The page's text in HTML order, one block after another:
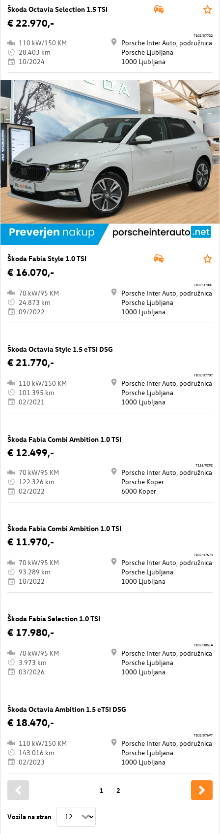
Škoda Octavia Selection 1.5 TSI
€ 22.970,-
110 kW/150 KM
28.403 km
10/2024
Porsche Inter Auto, podružnica
Porsche Ljubljana
1000 Ljubljana
7102/37722
Škoda Fabia Style 1.0 TSI
€ 16.070,-
70 kW/95 KM
24.873 km
09/2022
Porsche Inter Auto, podružnica
Porsche Ljubljana
1000 Ljubljana
7102/37081
Škoda Octavia Style 1.5 eTSI DSG
€ 21.770,-
110 kW/150 KM
101.395 km
02/2021
Porsche Inter Auto, podružnica
Porsche Ljubljana
1000 Ljubljana
7102/37707
Škoda Fabia Combi Ambition 1.0 TSI
€ 12.499,-
70 kW/95 KM
122.326 km
02/2022
Porsche Inter Auto, podružnica
Porsche Koper
6000 Koper
7155/9292
Škoda Fabia Combi Ambition 1.0 TSI
€ 11.970,-
70 kW/95 KM
93.289 km
10/2022
Porsche Inter Auto, podružnica
Porsche Ljubljana
1000 Ljubljana
7102/37673
Škoda Fabia Selection 1.0 TSI
€ 17.980,-
70 kW/95 KM
3.973 km
03/2026
Porsche Inter Auto, podružnica
Porsche Ljubljana
1000 Ljubljana
7102/38514
Škoda Octavia Ambition 1.5 eTSI DSG
€ 18.470,-
110 kW/150 KM
143.016 km
02/2023
Porsche Inter Auto, podružnica
Porsche Ljubljana
1000 Ljubljana
7102/37697
Vozila na stran
1 2